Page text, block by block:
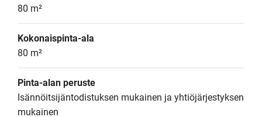
80 m²
Kokonaispinta-ala
80 m²
Pinta-alan peruste
Isännöitsijäntodistuksen mukainen ja yhtiöjärjestyksen
mukainen